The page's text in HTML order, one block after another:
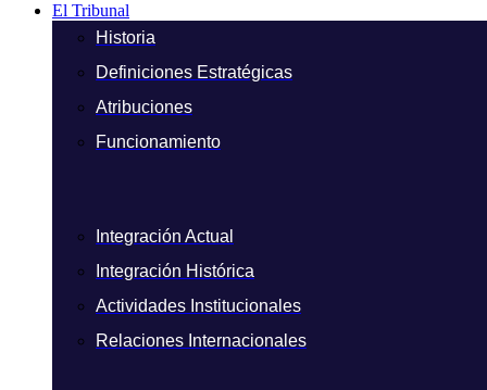
El Tribunal
Historia
Definiciones Estratégicas
Atribuciones
Funcionamiento
Integración Actual
Integración Histórica
Actividades Institucionales
Relaciones Internacionales